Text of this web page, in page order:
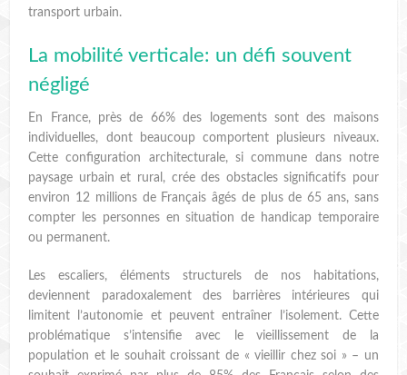
transport urbain.
La mobilité verticale: un défi souvent
négligé
En France, près de 66% des logements sont des maisons
individuelles, dont beaucoup comportent plusieurs niveaux.
Cette configuration architecturale, si commune dans notre
paysage urbain et rural, crée des obstacles significatifs pour
environ 12 millions de Français âgés de plus de 65 ans, sans
compter les personnes en situation de handicap temporaire
ou permanent.
Les escaliers, éléments structurels de nos habitations,
deviennent paradoxalement des barrières intérieures qui
limitent l’autonomie et peuvent entraîner l’isolement. Cette
problématique s’intensifie avec le vieillissement de la
population et le souhait croissant de « vieillir chez soi » – un